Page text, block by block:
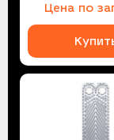
Цена по